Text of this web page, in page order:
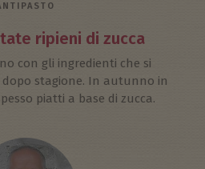
ripieni di zucca
con gli ingredienti che si
stagione. In autunno in
piatti a base di zucca.